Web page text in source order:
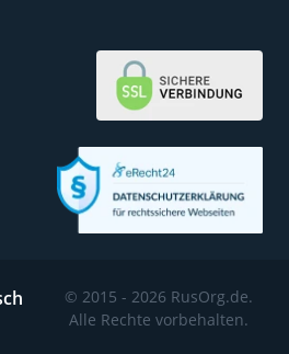
© 2015 - 2026 RusOrg.de.
Alle Rechte vorbehalten.